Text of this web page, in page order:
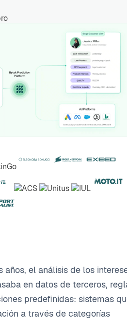
años, el análisis de los
en datos de terceros,
predefinidas: sistemas
a través de categorías